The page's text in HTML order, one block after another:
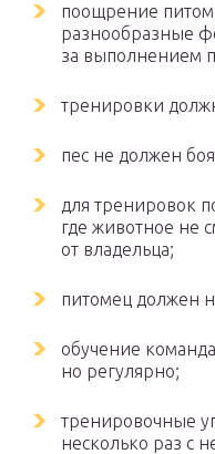
поощрение
разнообразные
за выполнением
тренировки
пес не должен
для тренировок
где животное не
от владельца;
питомец должен
обучение
но регулярно;
тренировочные
несколько раз с